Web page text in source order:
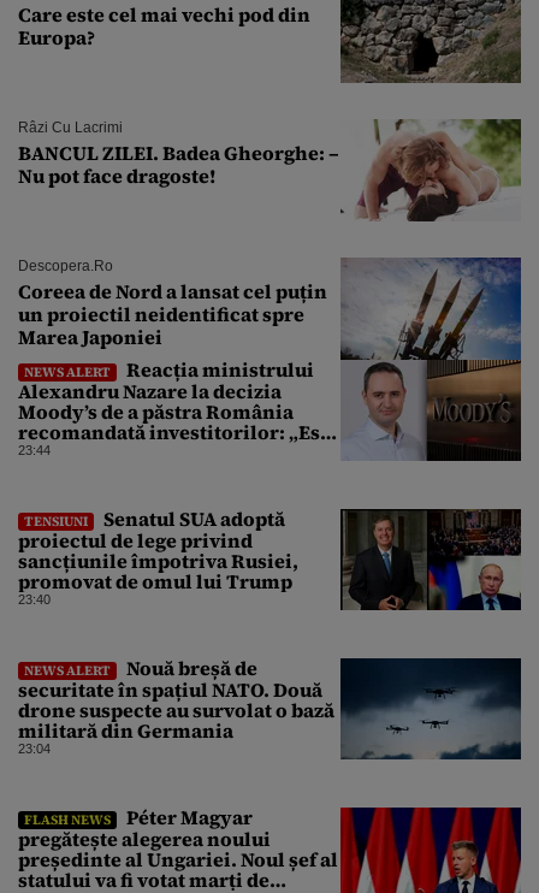
Care este cel mai vechi pod din
Europa?
Râzi Cu Lacrimi
BANCUL ZILEI. Badea Gheorghe: –
Nu pot face dragoste!
Descopera.ro
Coreea de Nord a lansat cel puțin
un proiectil neidentificat spre
Marea Japoniei
NEWS ALERT
Reacția ministrului
Alexandru Nazare la decizia
Moody’s de a păstra România
recomandată investitorilor: „Este
un răgaz, dar în niciun caz un
23:44
TENSIUNI
Senatul SUA adoptă
proiectul de lege privind
sancțiunile împotriva Rusiei,
promovat de omul lui Trump
23:40
NEWS ALERT
Nouă breșă de
securitate în spațiul NATO. Două
drone suspecte au survolat o bază
militară din Germania
23:04
FLASH NEWS
Péter Magyar
pregătește alegerea noului
președinte al Ungariei. Noul șef al
statului va fi votat marți de